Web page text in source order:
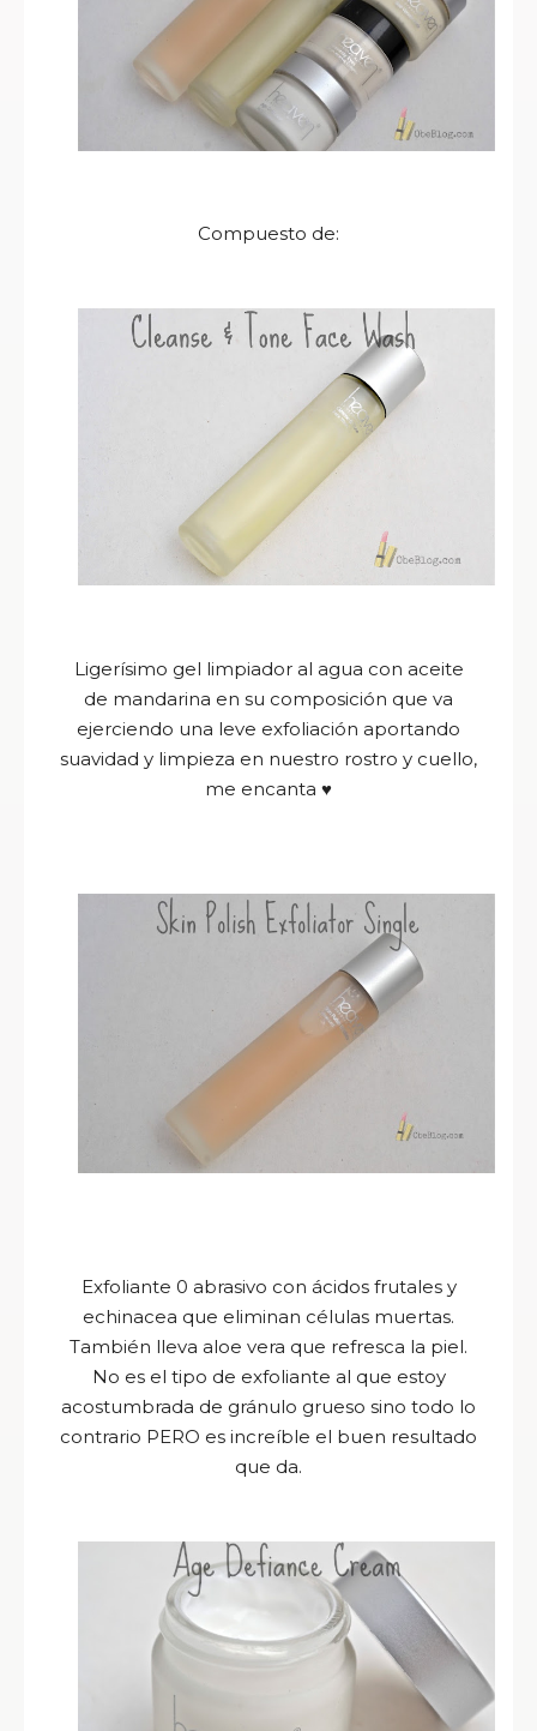
Compuesto de:
Ligerísimo gel limpiador al agua con aceite
de mandarina en su composición que va
ejerciendo una leve exfoliación aportando
suavidad y limpieza en nuestro rostro y cuello,
me encanta ♥
Exfoliante 0 abrasivo con ácidos frutales y
echinacea que eliminan células muertas.
También lleva aloe vera que refresca la piel.
No es el tipo de exfoliante al que estoy
acostumbrada de gránulo grueso sino todo lo
contrario PERO es increíble el buen resultado
que da.